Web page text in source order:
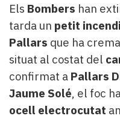
del
Pallars
Contingut
patrocinat
Lo
més
llegit...
Editorial
Els Bombers han
tarda un petit
Pallars que ha
situat al costat del
confirmat a Pallars
Jaume Solé, el foc
ocell electrocutat